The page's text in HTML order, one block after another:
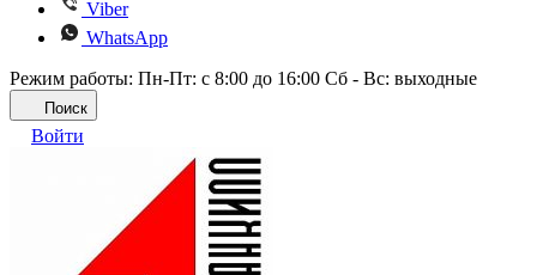
Viber
WhatsApp
Режим работы: Пн-Пт: с 8:00 до 16:00 Сб - Вс: выходные
Поиск
Войти